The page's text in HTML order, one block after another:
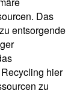
Das
entsorgende
hier
zu